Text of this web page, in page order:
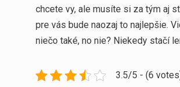
chcete vy, ale musíte si za tým aj
pre vás bude naozaj to najlepšie.
niečo také, no nie? Niekedy stačí
3.5/5 - (6